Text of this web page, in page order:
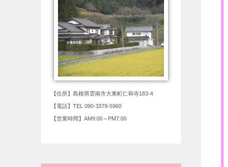
【住所】島根県雲南市大東町仁和寺183-4
【電話】TEL 090-3379-5960
【営業時間】AM9:00～PM7:00